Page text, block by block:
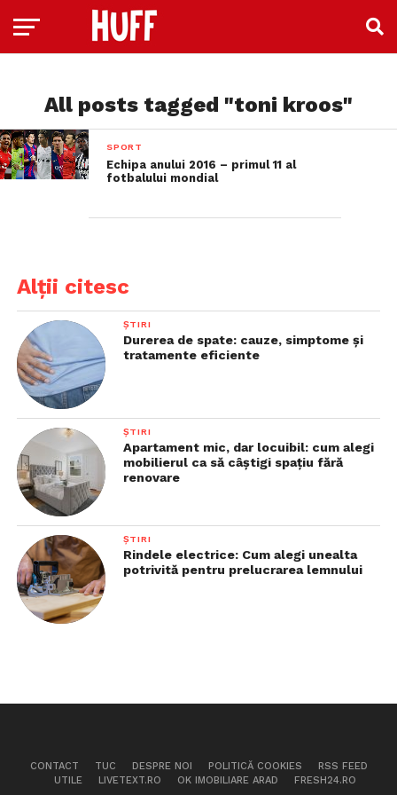
All posts tagged "toni kroos"
SPORT
Echipa anului 2016 – primul 11 al
fotbalului mondial
Alții citesc
ȘTIRI
Durerea de spate: cauze, simptome și
tratamente eficiente
ȘTIRI
Apartament mic, dar locuibil: cum alegi
mobilierul ca să câștigi spațiu fără
renovare
ȘTIRI
Rindele electrice: Cum alegi unealta
potrivită pentru prelucrarea lemnului
CONTACT TUC DESPRE NOI POLITICĂ COOKIES
RSS FEED
UTILE
LIVETEXT.RO OK IMOBILIARE ARAD FRESH24.RO